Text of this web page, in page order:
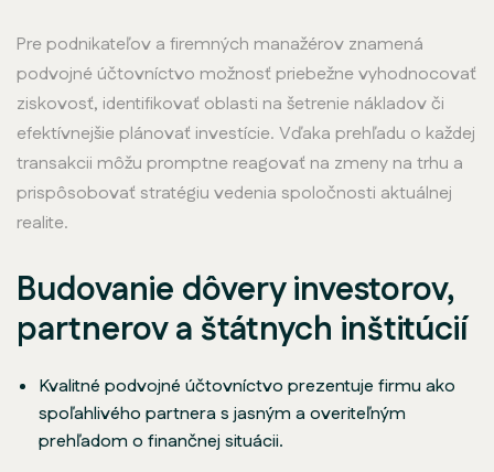
Pre podnikateľov a firemných manažérov znamená
podvojné účtovníctvo možnosť priebežne vyhodnocovať
ziskovosť, identifikovať oblasti na šetrenie nákladov či
efektívnejšie plánovať investície. Vďaka prehľadu o každej
transakcii môžu promptne reagovať na zmeny na trhu a
prispôsobovať stratégiu vedenia spoločnosti aktuálnej
realite.
Budovanie dôvery investorov,
partnerov a štátnych inštitúcií
Kvalitné podvojné účtovníctvo prezentuje firmu ako
spoľahlivého partnera s jasným a overiteľným
prehľadom o finančnej situácii.